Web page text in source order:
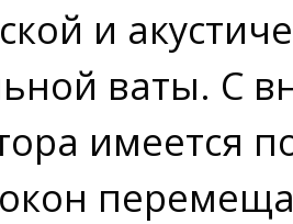
и
ваты. С
имеется